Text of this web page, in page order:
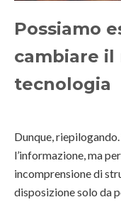
Possiamo
cambiare il
tecnologia
Dunque,
l’informazione, ma
incomprensione di
disposizione solo da